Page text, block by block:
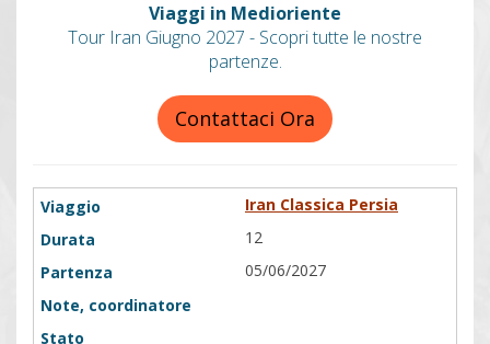
Viaggi in Medioriente
Tour Iran Giugno 2027 - Scopri tutte le nostre
partenze.
Contattaci Ora
Iran Classica Persia
12
05/06/2027